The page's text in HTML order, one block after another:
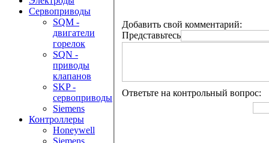
Сервоприводы
SQM -
двигатели
горелок
SQN -
приводы
клапанов
SKP -
сервоприводы
Siemens
Контроллеры
Honeywell
Siemens
Добавить свой комментарий:
Представьтесь
Ответьте на контрольный вопрос: